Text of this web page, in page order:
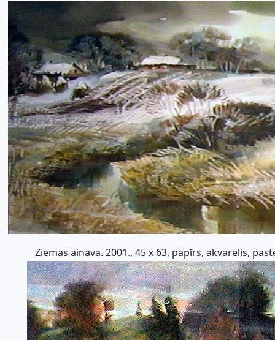
Ziemas ainava. 2001., 45 x 63, papīrs, akvarelis,